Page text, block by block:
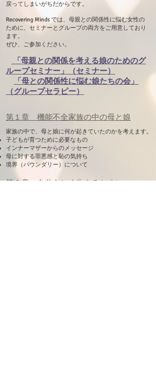
戻ってしまいがちだからです。
Recovering Minds では、母親との関係性に悩む女性の
ために、セミナーとグループの両方をご用意しており
ます。
ぜひ、ご参加ください。
「母親との関係を考える娘のためのグ
ループセミナー」（セミナー）
「母との関係性に悩む娘たちの会」
（グループセラピー）
第１章 機能不全家族の中の母と娘
​家族の中で、母と娘に何が起きていたのかを考えます。
子どもが育つために必要なもの
​インナーマザーからのメッセージ
母に対する罪悪感と恥の気持ち
​境界（バウンダリー）について
第２章 自分らしく生きるために